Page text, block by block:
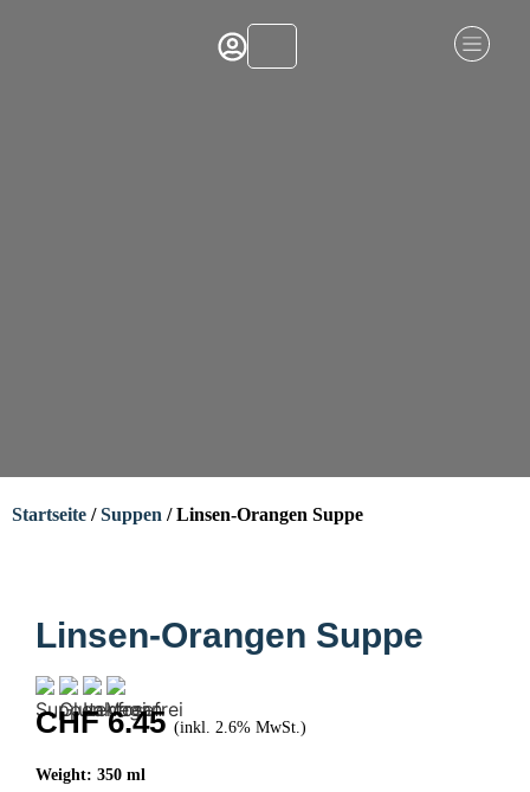
Startseite /Suppen / Linsen-Orangen Suppe
Linsen-Orangen Suppe
CHF6.45 (inkl. 2.6% MwSt.)
Weight: 350 ml